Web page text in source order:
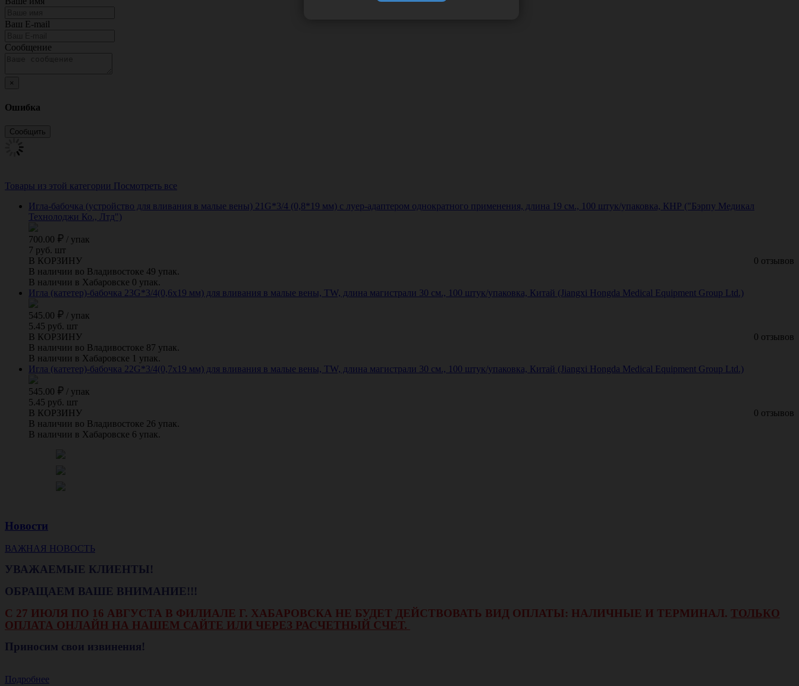
Ваш E-mail
Сообщение
×
Ошибка
Товары из этой категории Посмотреть все
Игла-бабочка (устройство для вливания в малые вены) 21G*3/4 (0,8*19 мм) с луер-адаптером однократного применения, длина 19 см., 100 штук/упаковка, КНР ("Бэрпу Медикал
Технолоджи Ко., Лтд")
700.00 / упак
7 руб. шт
0 отзывов
В КОРЗИНУ
В наличии во Владивостоке 49 упак.
В наличии в Хабаровске 0 упак.
Игла (катетер)-бабочка 23G*3/4(0,6х19 мм) для вливания в малые вены, TW, длина магистрали 30 см., 100 штук/упаковка, Китай (Jiangxi Hongda Medical Equipment Group Ltd.)
545.00 / упак
5.45 руб. шт
0 отзывов
В КОРЗИНУ
В наличии во Владивостоке 87 упак.
В наличии в Хабаровске 1 упак.
Игла (катетер)-бабочка 22G*3/4(0,7х19 мм) для вливания в малые вены, TW, длина магистрали 30 см., 100 штук/упаковка, Китай (Jiangxi Hongda Medical Equipment Group Ltd.)
545.00 / упак
5.45 руб. шт
0 отзывов
В КОРЗИНУ
В наличии во Владивостоке 26 упак.
В наличии в Хабаровске 6 упак.
Новости
ВАЖНАЯ НОВОСТЬ
УВАЖАЕМЫЕ КЛИЕНТЫ!
ОБРАЩАЕМ ВАШЕ ВНИМАНИЕ!!!
С 27 ИЮЛЯ ПО 16 АВГУСТА В ФИЛИАЛЕ Г. ХАБАРОВСКА НЕ БУДЕТ ДЕЙСТВОВАТЬ ВИД ОПЛАТЫ: НАЛИЧНЫЕ И ТЕРМИНАЛ. ТОЛЬКО
ОПЛАТА ОНЛАЙН НА НАШЕМ САЙТЕ ИЛИ ЧЕРЕЗ РАСЧЕТНЫЙ СЧЕТ.
Приносим свои извинения!
Подробнее